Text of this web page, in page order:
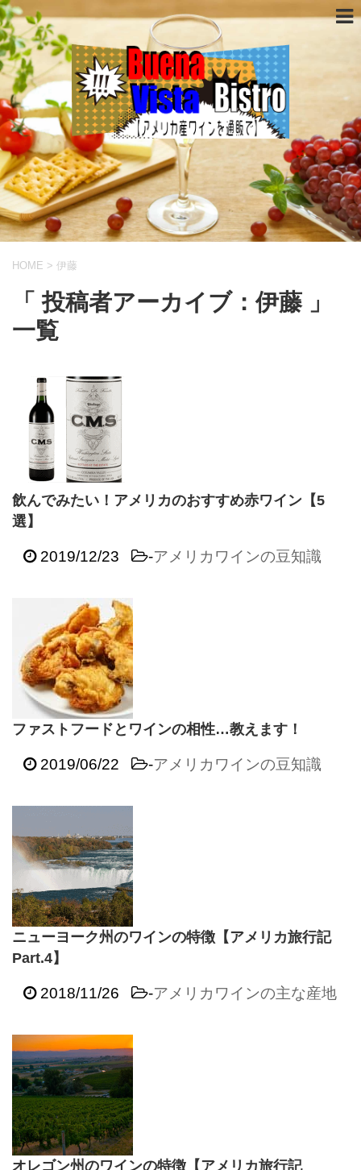
HOME > 伊藤
「 投稿者アーカイブ：伊藤 」
一覧
飲んでみたい！アメリカのおすすめ赤ワイン【5
選】
2019/12/23 -アメリカワインの豆知識
ファストフードとワインの相性…教えます！
2019/06/22 -アメリカワインの豆知識
ニューヨーク州のワインの特徴【アメリカ旅行記
Part.4】
2018/11/26 -アメリカワインの主な産地
オレゴン州のワインの特徴【アメリカ旅行記